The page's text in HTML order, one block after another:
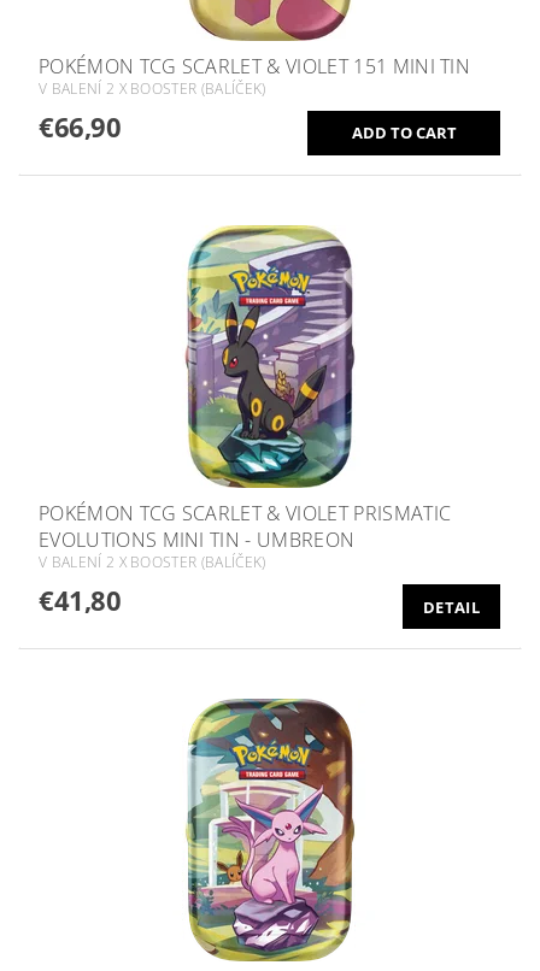
POKÉMON TCG SCARLET & VIOLET 151 MINI TIN
V BALENÍ 2 X BOOSTER (BALÍČEK)
€66,90
POKÉMON TCG SCARLET & VIOLET PRISMATIC
EVOLUTIONS MINI TIN - UMBREON
V BALENÍ 2 X BOOSTER (BALÍČEK)
€41,80 DETAIL